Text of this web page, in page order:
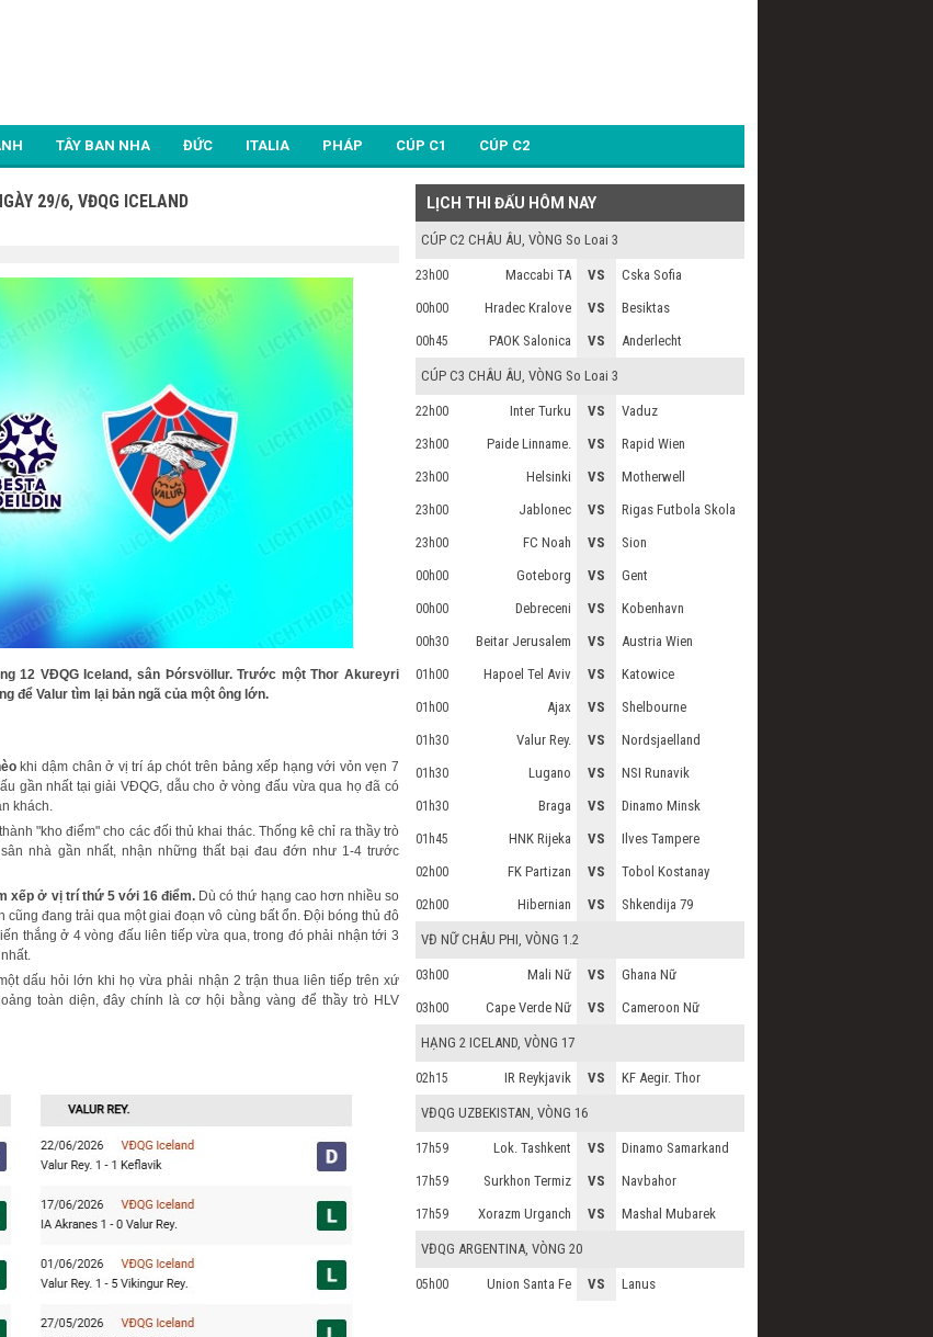
TÂY BAN NHA ĐỨC ITALIA PHÁP CÚP C1 CÚP C2
29/6, VĐQG ICELAND
12 VĐQG Iceland, sân Þórsvöllur. Trước một Thor Akureyri
để Valur tìm lại bản ngã của một ông lớn.
khi dậm chân ở vị trí áp chót trên bảng xếp hạng với vỏn vẹn 7
gần nhất tại giải VĐQG, dẫu cho ở vòng đấu vừa qua họ đã có
khách.
"kho điểm" cho các đối thủ khai thác. Thống kê chỉ ra thầy trò
nhà gần nhất, nhận những thất bại đau đớn như 1-4 trước
xếp ở vị trí thứ 5 với 16 điểm. Dù có thứ hạng cao hơn nhiều so
đang trải qua một giai đoạn vô cùng bất ổn. Đội bóng thủ đô
thắng ở 4 vòng đấu liên tiếp vừa qua, trong đó phải nhận tới 3
dấu hỏi lớn khi họ vừa phải nhận 2 trận thua liên tiếp trên xứ
toàn diện, đây chính là cơ hội bằng vàng để thầy trò HLV
LỊCH THI ĐẤU HÔM NAY
CÚP C2 CHÂU ÂU, VÒNG So Loai 3
23h00 Maccabi TA VS Cska Sofia
00h00 Hradec Kralove VS Besiktas
00h45 PAOK Salonica VS Anderlecht
CÚP C3 CHÂU ÂU, VÒNG So Loai 3
22h00 Inter Turku VS Vaduz
23h00 Paide Linname. VS Rapid Wien
23h00 Helsinki VS Motherwell
23h00 Jablonec VS Rigas Futbola Skola
23h00 FC Noah VS Sion
00h00 Goteborg VS Gent
00h00 Debreceni VS Kobenhavn
00h30 Beitar Jerusalem VS Austria Wien
01h00 Hapoel Tel Aviv VS Katowice
01h00 Ajax VS Shelbourne
01h30 Valur Rey. VS Nordsjaelland
01h30 Lugano VS NSI Runavik
01h30 Braga VS Dinamo Minsk
01h45 HNK Rijeka VS Ilves Tampere
02h00 FK Partizan VS Tobol Kostanay
02h00 Hibernian VS Shkendija 79
VĐ NỮ CHÂU PHI, VÒNG 1.2
03h00 Mali Nữ VS Ghana Nữ
03h00 Cape Verde Nữ VS Cameroon Nữ
HẠNG 2 ICELAND, VÒNG 17
02h15 IR Reykjavik VS KF Aegir. Thor
VĐQG UZBEKISTAN, VÒNG 16
17h59 Lok. Tashkent VS Dinamo Samarkand
17h59 Surkhon Termiz VS Navbahor
17h59 Xorazm Urganch VS Mashal Mubarek
VĐQG ARGENTINA, VÒNG 20
05h00 Union Santa Fe VS Lanus